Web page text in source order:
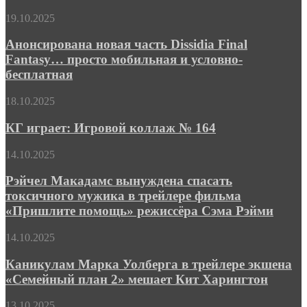
и
выхода
слэшера
в
классики
жанра
Анонсирована
часть
Dissidia
Final
Fantasy…
мобильная
условно-
19.10.2025
Анонсирована новая часть Dissidia Final
Fantasy… просто мобильная и условно-
бесплатная
КГ
Игровой
коллаж
№
164
18.10.2025
КГ играет: Игровой коллаж № 164
Рэйчел
вынуждена
токсичного
мужика
трейлере
«Пришлите
помощь»
Сэма
14.10.2025
Рэйчел Макадамс вынуждена спасать
токсичного мужика в трейлере фильма
«Пришлите помощь» режиссёра Сэма Рэйми
Каникулам
Уолберга
в
трейлере
14.10.2025
Каникулам Марка Уолберга в трейлере экшена
«Семейный план 2» мешает Кит Харингтон